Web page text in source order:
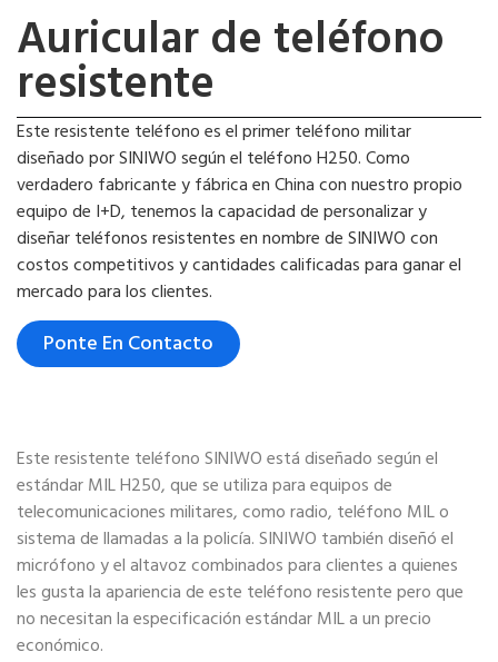
Auricular de teléfono
resistente
Este resistente teléfono es el primer teléfono militar
diseñado por SINIWO según el teléfono H250. Como
verdadero fabricante y fábrica en China con nuestro propio
equipo de I+D, tenemos la capacidad de personalizar y
diseñar teléfonos resistentes en nombre de SINIWO con
costos competitivos y cantidades calificadas para ganar el
mercado para los clientes.
Ponte En Contacto
Este resistente teléfono SINIWO está diseñado según el
estándar MIL H250, que se utiliza para equipos de
telecomunicaciones militares, como radio, teléfono MIL o
sistema de llamadas a la policía. SINIWO también diseñó el
micrófono y el altavoz combinados para clientes a quienes
les gusta la apariencia de este teléfono resistente pero que
no necesitan la especificación estándar MIL a un precio
económico.